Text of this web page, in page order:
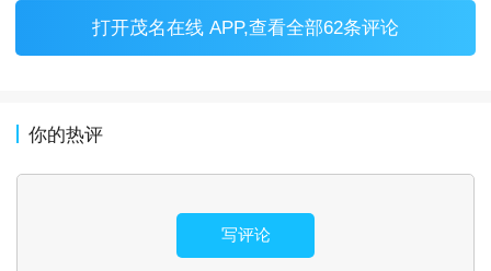
打开茂名在线 APP,查看全部62条评论
你的热评
写评论